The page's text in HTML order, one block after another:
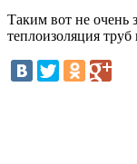
Таким вот не очень
теплоизоляция